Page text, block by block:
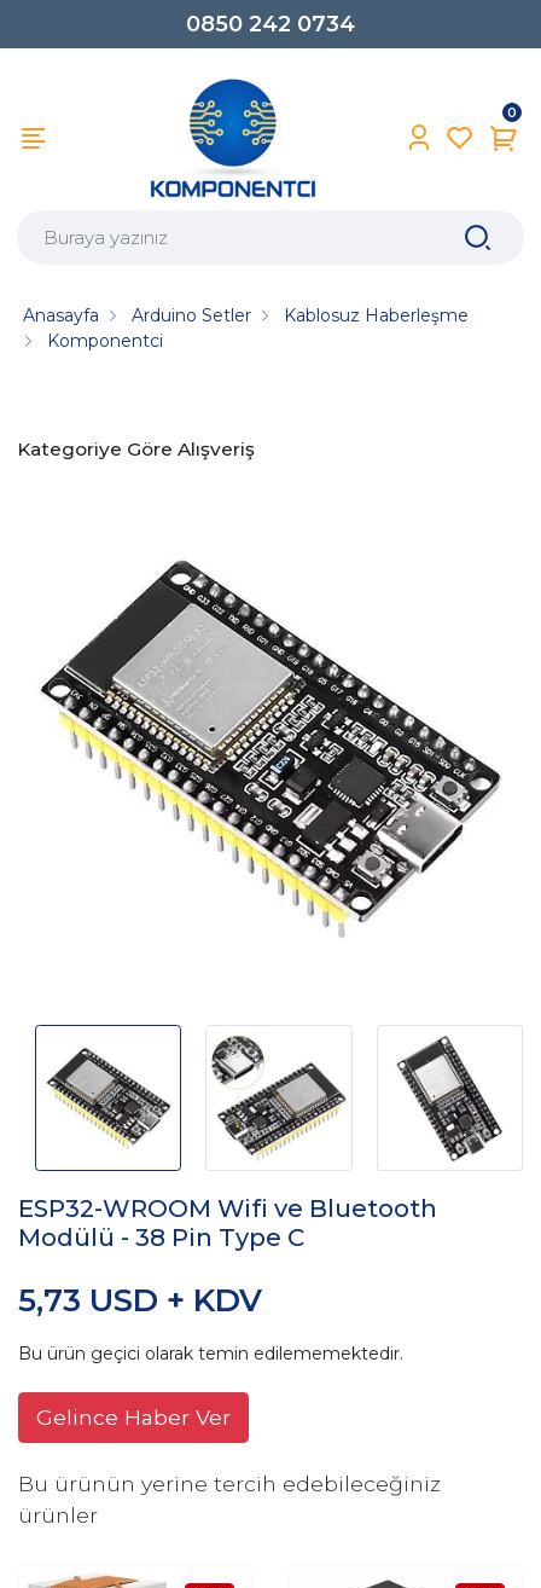
0850 242 0734
0
Anasayfa Arduino Setler
Kablosuz Haberleşme
Komponentci
Kategoriye Göre Alışveriş
ESP32-WROOM Wifi ve Bluetooth
Modülü - 38 Pin Type C
5,73 USD + KDV
Bu ürün geçici olarak temin edilememektedir.
Gelince Haber Ver
Bu ürünün yerine tercih edebileceğiniz
ürünler